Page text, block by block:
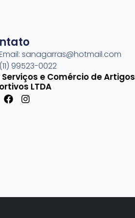
sanagarras@hotmail.com
(11) 99523-0022
Serviços e Comércio de Artigos
LTDA